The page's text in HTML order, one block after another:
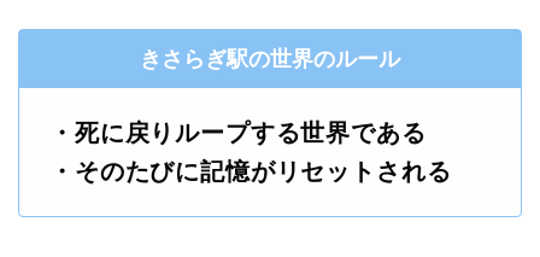
きさらぎ駅の世界のルール
・死に戻りループする世界である
・そのたびに記憶がリセットされる